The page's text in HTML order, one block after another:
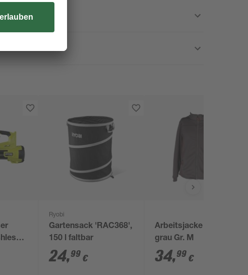
Ryobi
Gartensack 'RAC368',
150 l faltbar
24,99 €
Arbeitsjacke 'B-100'
grau Gr. M
34,99 €